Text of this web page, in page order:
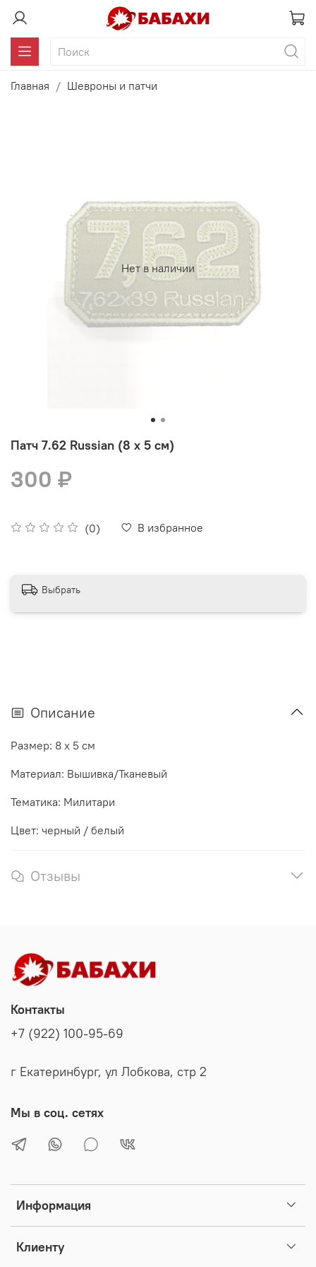
Главная Шевроны и патчи
Нет в наличии
Патч 7.62 Russian (8 х 5 см)
(0) В избранное
300 ₽
Выбрать
Описание
Размер: 8 x 5 см
Материал: Вышивка/Тканевый
Тематика: Милитари
Цвет: черный / белый
Отзывы
Информация
Клиенту
Контакты
+7 (922) 100-95-69
г Екатеринбург, ул Лобкова, стр 2
Мы в соц. сетях